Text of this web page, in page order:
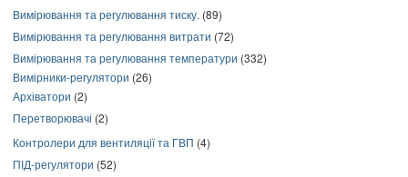
Вимірювання та регулювання тиску. (89)
Вимірювання та регулювання витрати (72)
Вимірювання та регулювання температури (332)
Вимірники-регулятори (26)
Архіватори (2)
Перетворювачі (2)
Контролери для вентиляції та ГВП (4)
ПІД-регулятори (52)